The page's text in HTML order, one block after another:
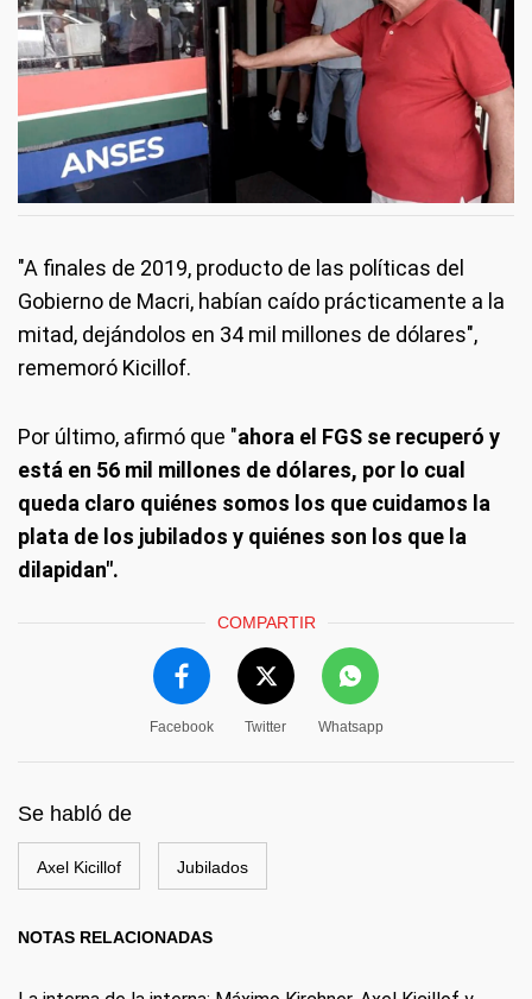
"A finales de 2019, producto de las políticas del
Gobierno de Macri, habían caído prácticamente a la
mitad, dejándolos en 34 mil millones de dólares",
rememoró Kicillof.
Por último, afirmó que "ahora el FGS se recuperó y
está en 56 mil millones de dólares, por lo cual
queda claro quiénes somos los que cuidamos la
plata de los jubilados y quiénes son los que la
dilapidan".
COMPARTIR
Facebook Twitter Whatsapp
Se habló de
Axel Kicillof Jubilados
NOTAS RELACIONADAS